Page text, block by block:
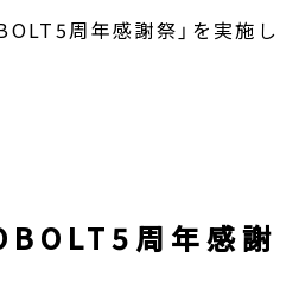
周年感謝祭」を実施し
周年感謝